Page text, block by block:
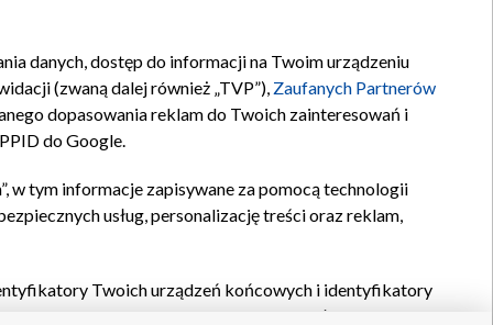
Kontakt
danych, dostęp do informacji na Twoim urządzeniu
(zwaną dalej również „TVP”), Zaufanych Partnerów
dopasowania reklam do Twoich zainteresowań i
do Google.
w tym informacje zapisywane za pomocą technologii
usług, personalizację treści oraz reklam,
Twoich urządzeń końcowych i identyfikatory
oraz pozostałych